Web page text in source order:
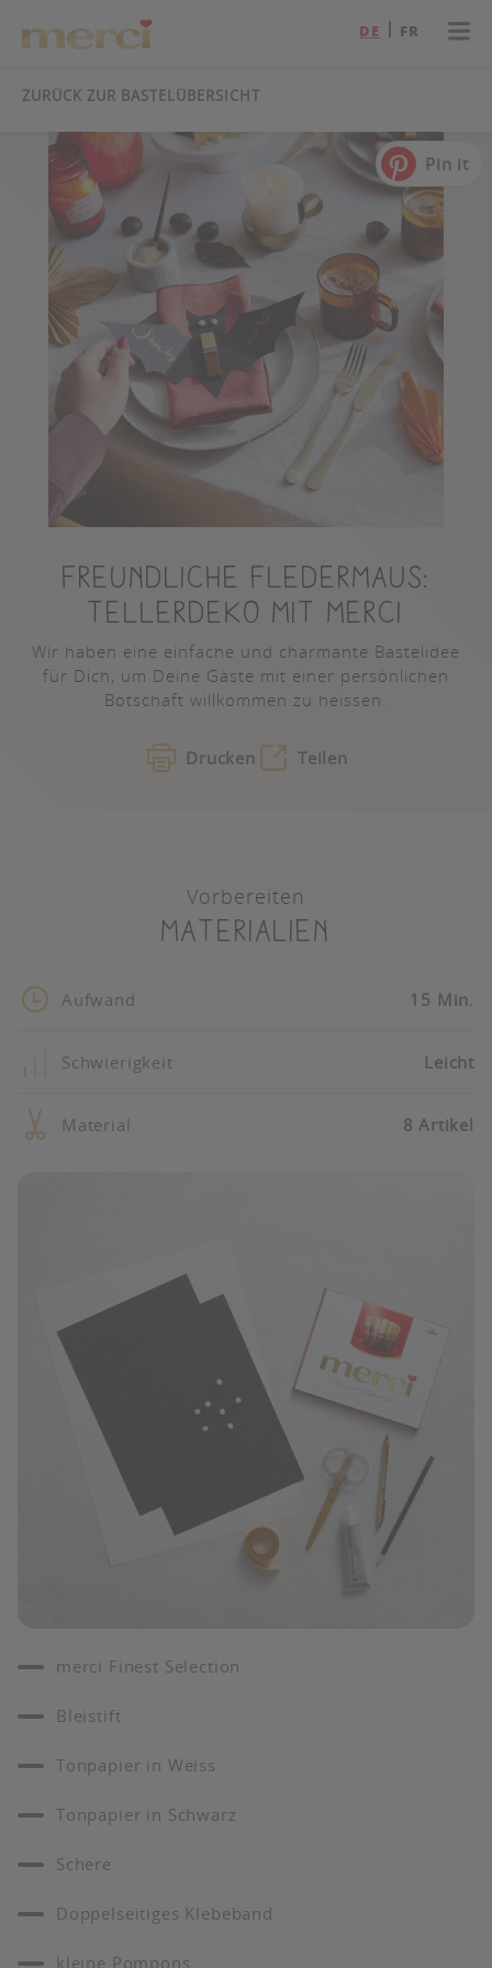
ZURÜCK ZUR BASTELÜBERSICHT
DE FR
FREUNDLICHE FLEDERMAUS:
TELLERDEKO MIT MERCI
Wir haben eine einfache und charmante Bastelidee
für Dich, um Deine Gäste mit einer persönlichen
Botschaft willkommen zu heissen.
Drucken Teilen
Vorbereiten
Materialien
Aufwand 15 Min.
Schwierigkeit Leicht
Material 8 Artikel
merci Finest Selection
Bleistift
Tonpapier in Weiss
Tonpapier in Schwarz
Schere
Doppelseitiges Klebeband
kleine Pompons